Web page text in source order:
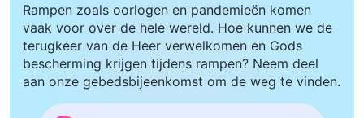
Rampen zoals oorlogen en pandemieën komen
vaak voor over de hele wereld. Hoe kunnen we de
terugkeer van de Heer verwelkomen en Gods
bescherming krijgen tijdens rampen? Neem deel
aan onze gebedsbijeenkomst om de weg te vinden.